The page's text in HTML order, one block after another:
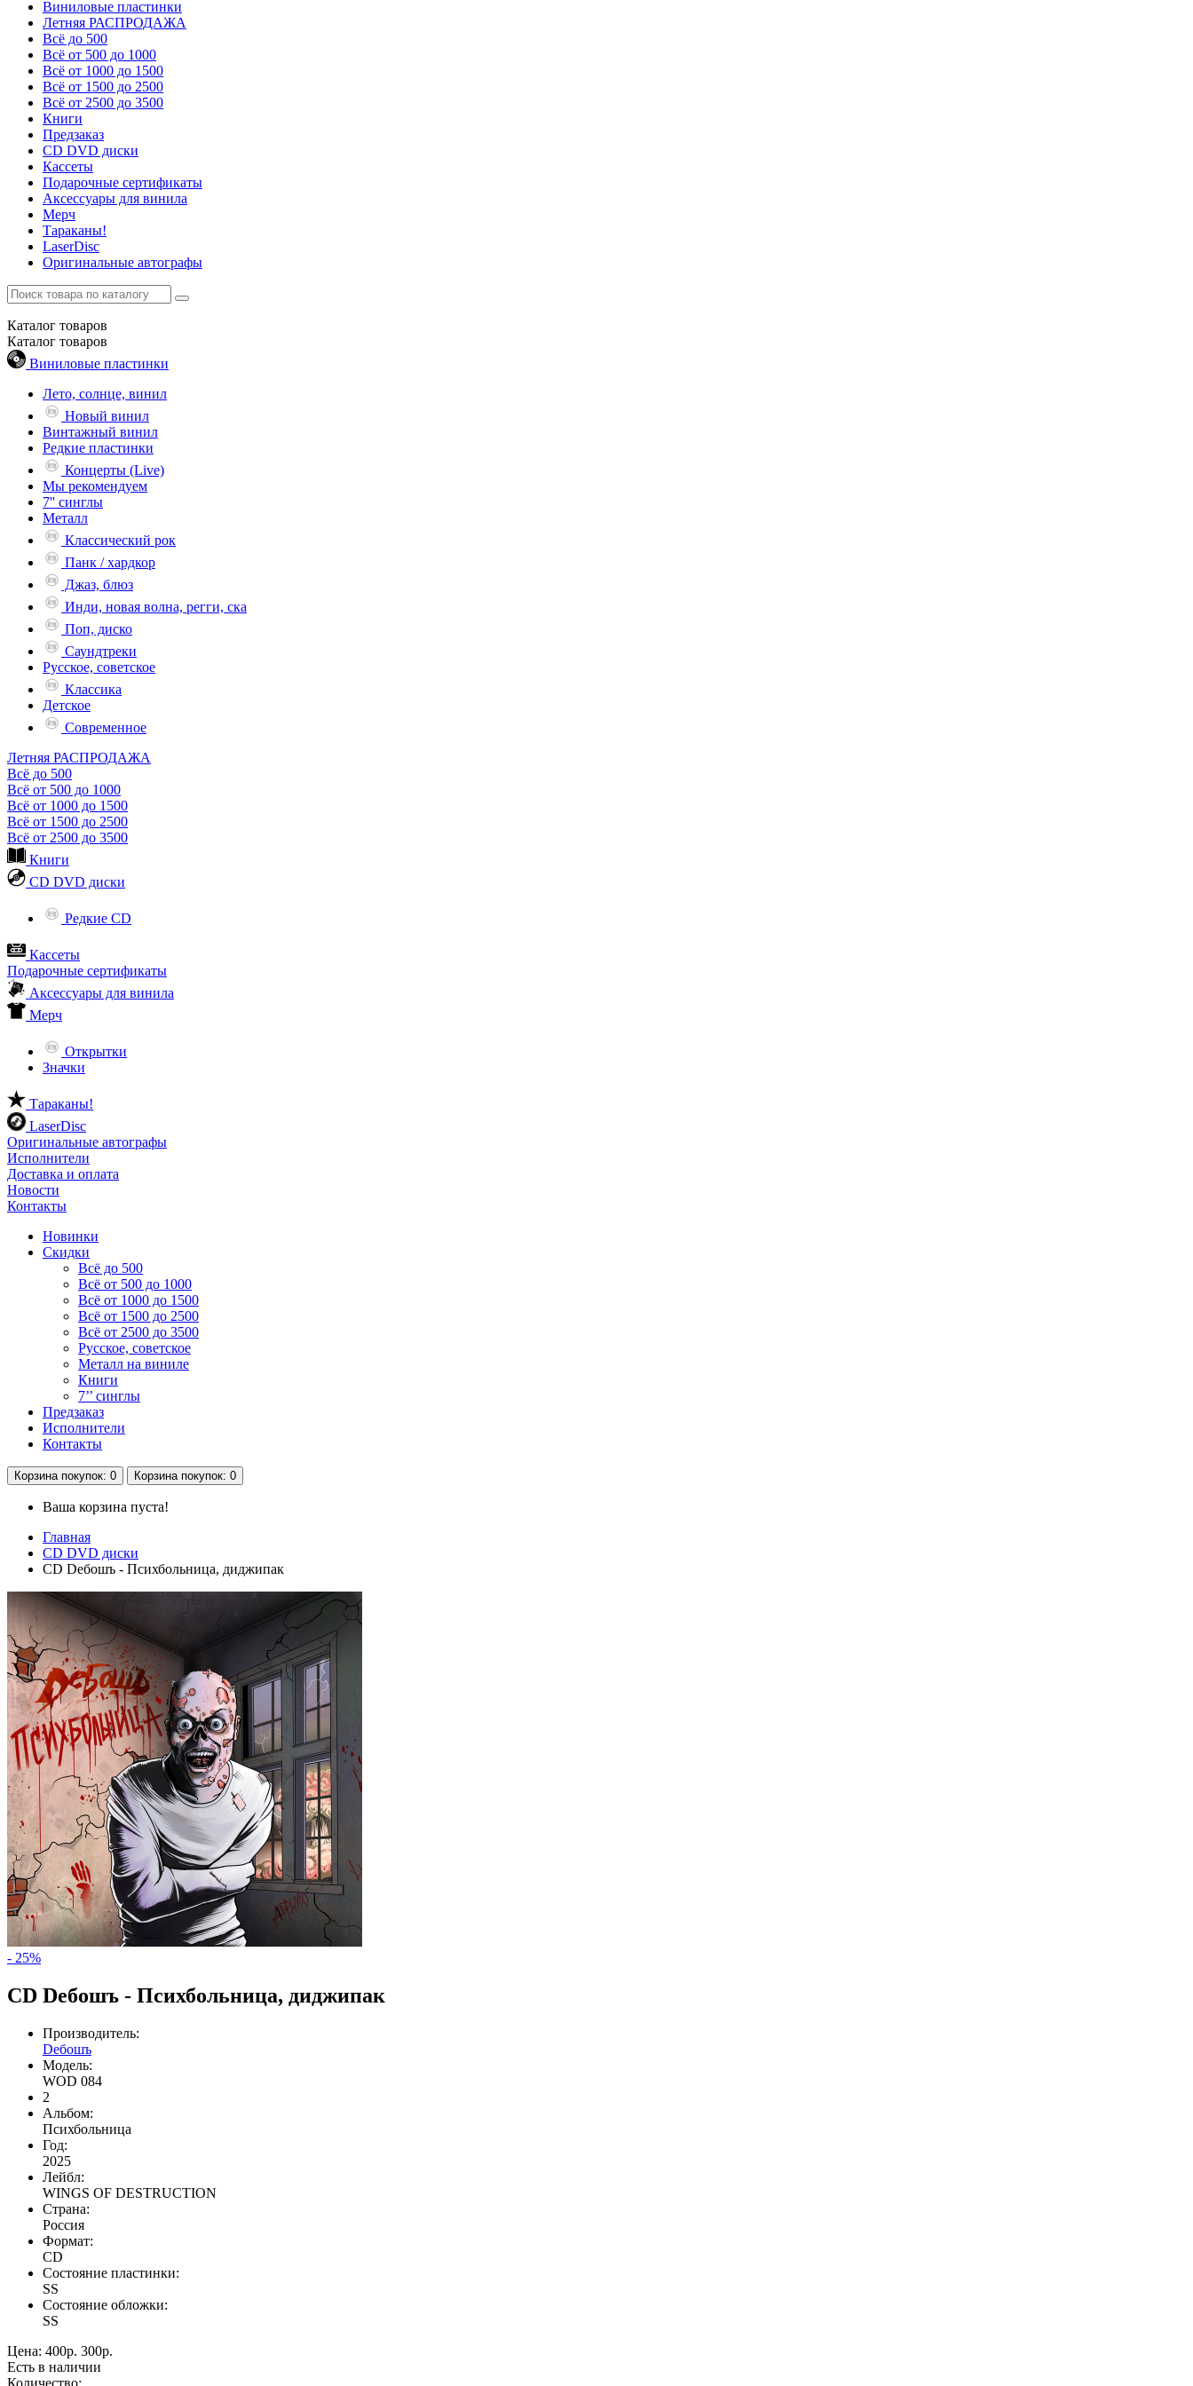
Виниловые пластинки
Летняя РАСПРОДАЖА
Всё до 500
Всё от 500 до 1000
Всё от 1000 до 1500
Всё от 1500 до 2500
Всё от 2500 до 3500
Книги
Предзаказ
CD DVD диски
Кассеты
Подарочные сертификаты
Аксессуары для винила
Мерч
Тараканы!
LaserDisc
Оригинальные автографы
Каталог товаров
Каталог товаров
Виниловые пластинки
Лето, солнце, винил
Новый винил
Винтажный винил
Редкие пластинки
Концерты (Live)
Мы рекомендуем
7'' синглы
Металл
Классический рок
Панк / хардкор
Джаз, блюз
Инди, новая волна, регги, ска
Поп, диско
Саундтреки
Русское, советское
Классика
Детское
Современное
Летняя РАСПРОДАЖА
Всё до 500
Всё от 500 до 1000
Всё от 1000 до 1500
Всё от 1500 до 2500
Всё от 2500 до 3500
Книги
CD DVD диски
Редкие CD
Кассеты
Подарочные сертификаты
Аксессуары для винила
Мерч
Открытки
Значки
Тараканы!
LaserDisc
Оригинальные автографы
Исполнители
Доставка и оплата
Новости
Контакты
Новинки
Скидки
Всё до 500
Всё от 500 до 1000
Всё от 1000 до 1500
Всё от 1500 до 2500
Всё от 2500 до 3500
Русское, советское
Металл на виниле
Книги
7’’ синглы
Предзаказ
Исполнители
Контакты
Корзина покупок: 0 Корзина покупок: 0
Ваша корзина пуста!
Главная
CD DVD диски
СD Deбошъ - Психбольница, диджипак
- 25%
СD Deбошъ - Психбольница, диджипак
Производитель:
Deбошъ
Модель:
WOD 084
2
Альбом:
Психбольница
Год:
2025
Лейбл:
WINGS OF DESTRUCTION
Страна:
Россия
Формат:
CD
Состояние пластинки:
SS
Состояние обложки:
SS
Цена: 400р. 300р.
Есть в наличии
Количество: